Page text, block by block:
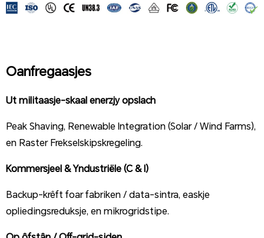
Oanfregaasjes
Ut militaasje-skaal enerzjy opslach
Peak Shaving, Renewable Integration (Solar / Wind Farms),
en Raster Frekselskipskregeling.
Kommersjeel & Yndustriële (C & I)
Backup-krêft foar fabriken / data-sintra, easkje
opliedingsreduksje, en mikrogridstipe.